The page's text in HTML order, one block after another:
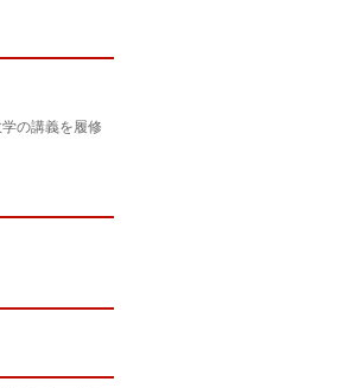
の講義を履修